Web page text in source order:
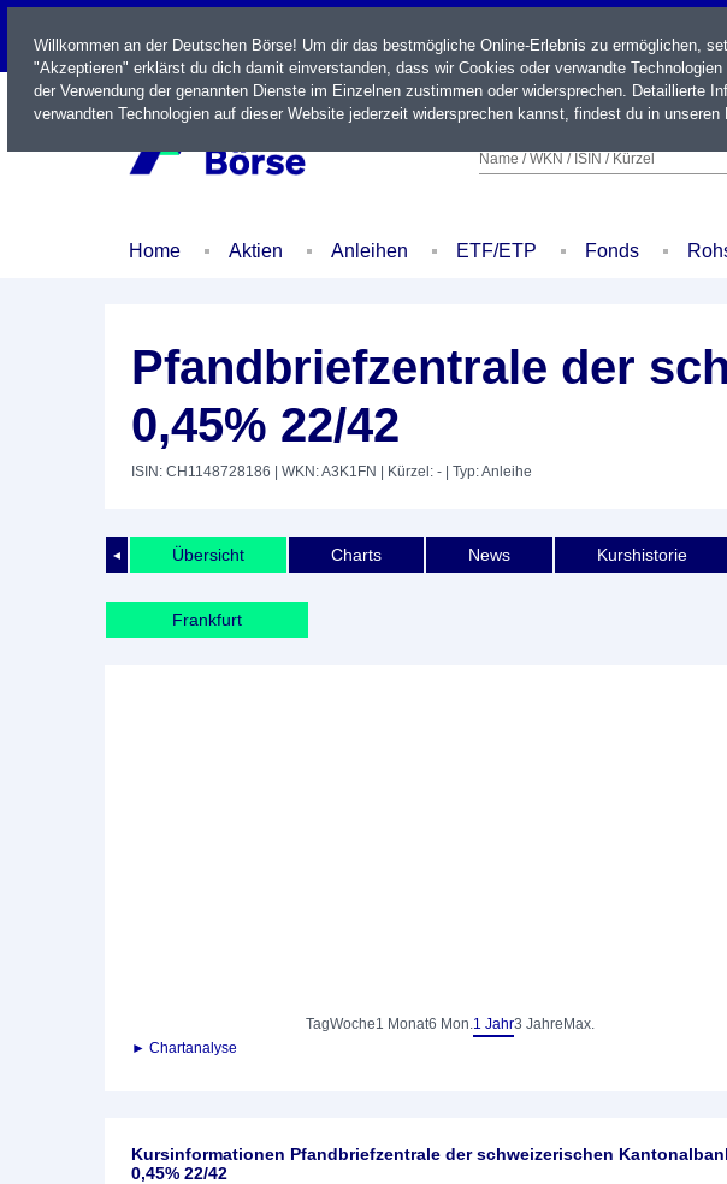
LIVE
Name / WKN / ISIN / Kürzel
Home Aktien Anleihen ETF/ETP Fonds
Pfandbriefzentrale der
0,45% 22/42
ISIN: CH1148728186 | WKN: A3K1FN | Kürzel: - | Typ: Anleihe
◄ Übersicht Charts News Kurshistorie
Frankfurt
TagWoche1 Monat6 Mon.1 Jahr3 Jahre Max.
► Chartanalyse
Kursinformationen Pfandbriefzentrale der schweizerischen
0,45% 22/42
Willkommen an der Deutschen Börse! Um dir das bestmögliche Online-Erlebnis zu ermöglichen,
"Akzeptieren" erklärst du dich damit einverstanden, dass wir Cookies oder verwandte
der Verwendung der genannten Dienste im Einzelnen zustimmen oder widersprechen. Detaillierte
verwandten Technologien auf dieser Website jederzeit widersprechen kannst, findest du in unseren